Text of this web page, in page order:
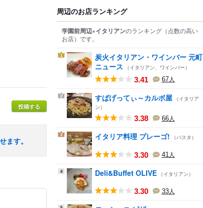
投稿する
ます。
周辺のお店ランキング
学園前周辺×イタリアンのランキング （点数の高い
お店） です。
1
炭火イタリアン・ワインバー 元町
ニュース
（イタリアン、ワインバー）
3.41 67人
2 すぱげってぃ～カルボ屋 （イタリア
ン）
3.38 66人
3 イタリア料理 プレーゴ! （パスタ）
3.30 41人
4 Deli&Buffet OLIVE （イタリアン）
3.30 33人